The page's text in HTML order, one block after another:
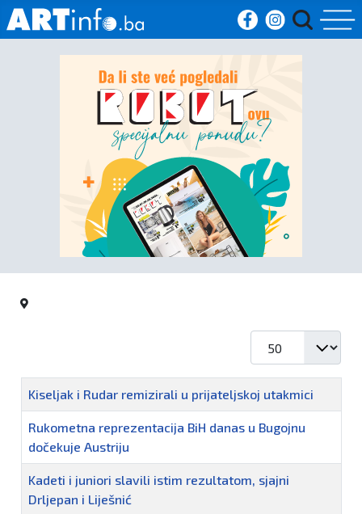
Početna
Kultura
kronika
Politika
Naziv
Kiseljak i Rudar remizirali u prijateljskoj utakmici
Rukometna reprezentacija BiH danas u Bugojnu
dočekuje Austriju
Kadeti i juniori slavili istim rezultatom, sjajni
Drljepan i Liješnić